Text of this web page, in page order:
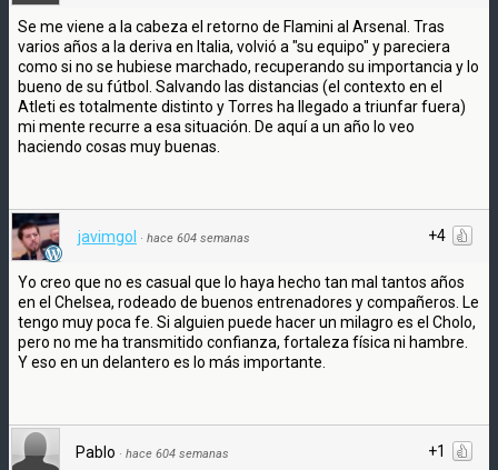
Se me viene a la cabeza el retorno de Flamini al Arsenal. Tras
varios años a la deriva en Italia, volvió a "su equipo" y pareciera
como si no se hubiese marchado, recuperando su importancia y lo
bueno de su fútbol. Salvando las distancias (el contexto en el
Atleti es totalmente distinto y Torres ha llegado a triunfar fuera)
mi mente recurre a esa situación. De aquí a un año lo veo
haciendo cosas muy buenas.
+4
javimgol · hace 604 semanas
Yo creo que no es casual que lo haya hecho tan mal tantos años
en el Chelsea, rodeado de buenos entrenadores y compañeros. Le
tengo muy poca fe. Si alguien puede hacer un milagro es el Cholo,
pero no me ha transmitido confianza, fortaleza física ni hambre.
Y eso en un delantero es lo más importante.
+1
Pablo · hace 604 semanas